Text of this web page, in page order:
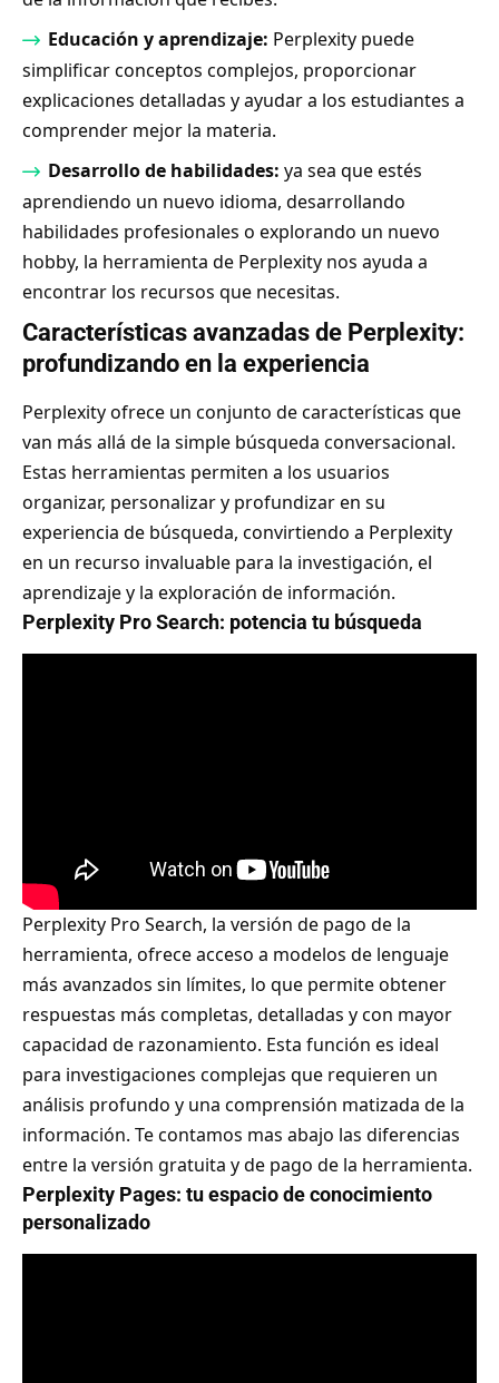
Educación y aprendizaje: Perplexity puede
simplificar conceptos complejos, proporcionar
explicaciones detalladas y ayudar a los estudiantes a
comprender mejor la materia.
Desarrollo de habilidades: ya sea que estés
aprendiendo un nuevo idioma, desarrollando
habilidades profesionales o explorando un nuevo
hobby, la herramienta de Perplexity nos ayuda a
encontrar los recursos que necesitas.
Características avanzadas de Perplexity:
profundizando en la experiencia
Perplexity ofrece un conjunto de características que
van más allá de la simple búsqueda conversacional.
Estas herramientas permiten a los usuarios
organizar, personalizar y profundizar en su
experiencia de búsqueda, convirtiendo a Perplexity
en un recurso invaluable para la investigación, el
aprendizaje y la exploración de información.
Perplexity Pro Search: potencia tu búsqueda
Perplexity Pro Search, la versión de pago de la
herramienta, ofrece acceso a modelos de lenguaje
más avanzados sin límites, lo que permite obtener
respuestas más completas, detalladas y con mayor
capacidad de razonamiento. Esta función es ideal
para investigaciones complejas que requieren un
análisis profundo y una comprensión matizada de la
información. Te contamos mas abajo las diferencias
entre la versión gratuita y de pago de la herramienta.
Perplexity Pages: tu espacio de conocimiento
personalizado